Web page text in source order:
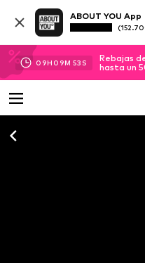
ABOUT YOU App
09H 09M 51 S
Rebajas
hasta un